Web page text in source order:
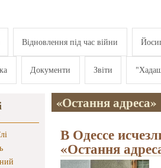
Відновлення під час війни
Документи Звіти
«Остання адреса»
В Одессе
«Остання